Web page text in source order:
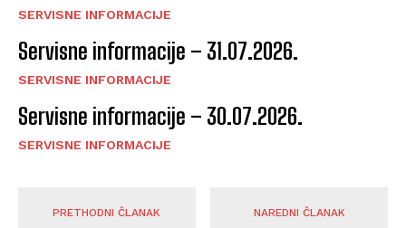
SERVISNE INFORMACIJE
Servisne informacije – 31.07.2026.
SERVISNE INFORMACIJE
Servisne informacije – 30.07.2026.
SERVISNE INFORMACIJE
PRETHODNI ČLANAK NAREDNI ČLANAK